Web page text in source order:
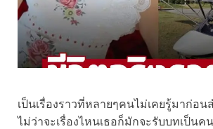
เป็นเรื่องราวที่หลายๆคนไม่เคยรู้มาก่อ
ไม่ว่าจะเรื่องไหนเธอก็มักจะรับบทเป็นค